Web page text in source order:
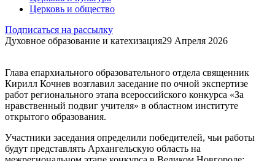
Церковь и общество
Подписаться на рассылку
Духовное образование и катехизация29 Апреля 2026
Глава епархиального образовательного отдела священник
Кирилл Кочнев возглавил заседание по очной экспертизе
работ регионального этапа всероссийского конкурса «За
нравственный подвиг учителя» в областном институте
открытого образования.
Участники заседания определили победителей, чьи работы
будут представлять Архангельскую область на